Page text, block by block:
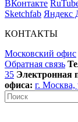
ВКонтакте
Sketchfab Яндекс
КОНТАКТЫ
Московский офис
Обратная связь
35 Электронная
офиса: г. Москва,